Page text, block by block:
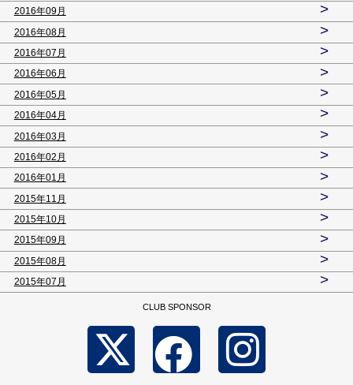
2016年09月 >
2016年08月 >
2016年07月 >
2016年06月 >
2016年05月 >
2016年04月 >
2016年03月 >
2016年02月 >
2016年01月 >
2015年11月 >
2015年10月 >
2015年09月 >
2015年08月 >
2015年07月 >
CLUB SPONSOR